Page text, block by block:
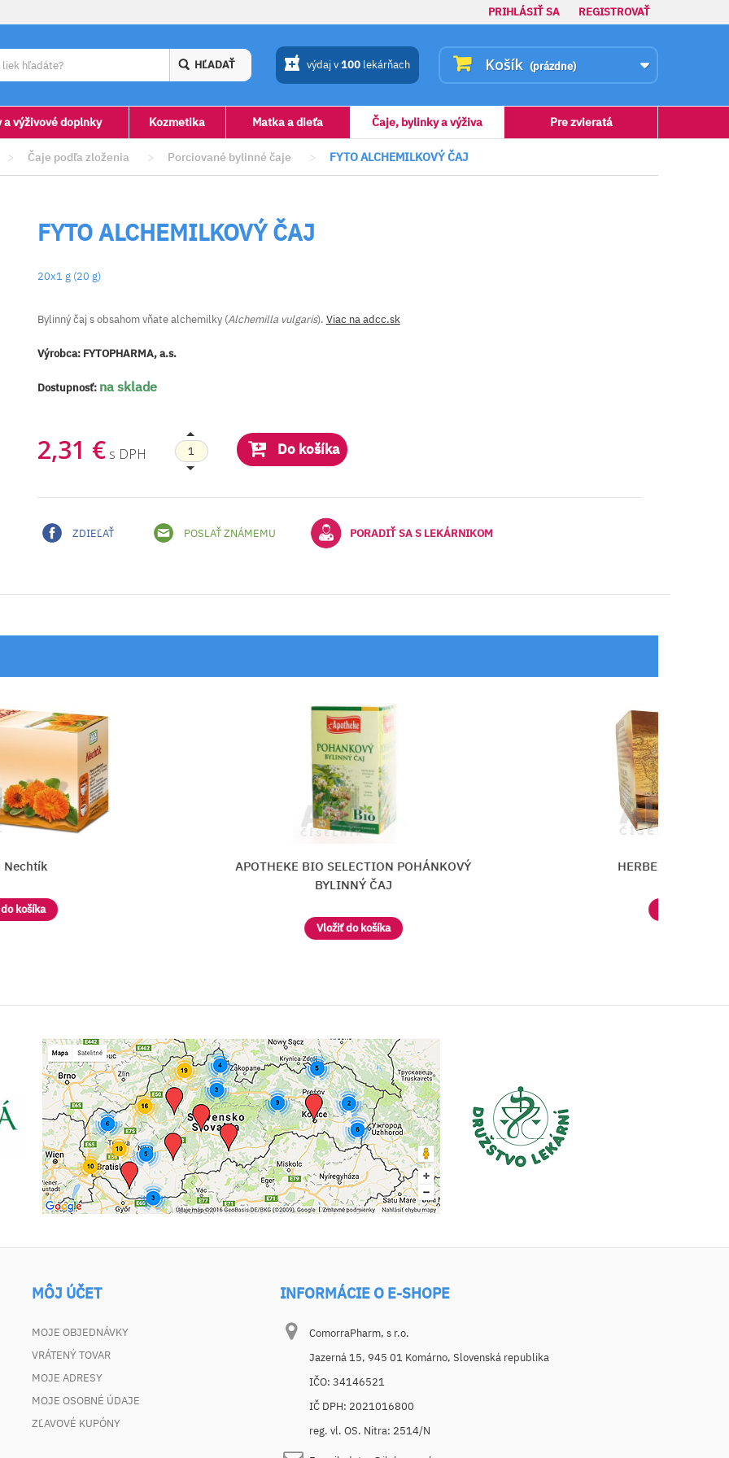
PRIHLÁSIŤ SA REGISTROVAŤ
Košík (prázdne)
HĽADAŤ výdaj v100 lekárňach
a výživové doplnky Kozmetika Matka a dieťa Čaje, bylinky a výživa Pre zvieratá
> Čaje podľa zloženia > Porciované bylinné čaje > FYTO ALCHEMILKOVÝ ČAJ
FYTO ALCHEMILKOVÝ ČAJ
20x1 g (20 g)
Bylinný čaj s obsahom vňate alchemilky (Alchemilla vulgaris). Viac na adcc.sk
Výrobca: FYTOPHARMA, a.s.
Dostupnosť: na sklade
2,31 € s DPH Do košíka
ZDIEĽAŤ POSLAŤ ZNÁMEMU PORADIŤ SA S LEKÁRNIKOM
APOTHEKE BIO SELECTION POHÁNKOVÝ
BYLINNÝ ČAJ
Vložiť do košíka
HERBEX Premium LAPACHO
Vložiť do košíka
MÔJ ÚČET
MOJE OBJEDNÁVKY
VRÁTENÝ TOVAR
MOJE ADRESY
MOJE OSOBNÉ ÚDAJE
ZĽAVOVÉ KUPÓNY
INFORMÁCIE O E-SHOPE
ComorraPharm, s r.o.
Jazerná 15, 945 01 Komárno, Slovenská republika
IČO: 34146521
IČ DPH: 2021016800
reg. vl. OS. Nitra: 2514/N